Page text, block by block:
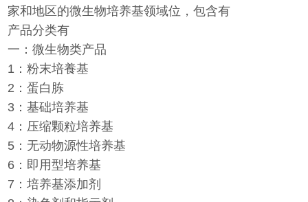
家和地区的微生物培养基领域位，包含有
产品分类有
一：微生物类产品
1：粉末培養基
2：蛋白胨
3：基础培养基
4：压缩颗粒培养基
5：无动物源性培养基
6：即用型培养基
7：培养基添加剂